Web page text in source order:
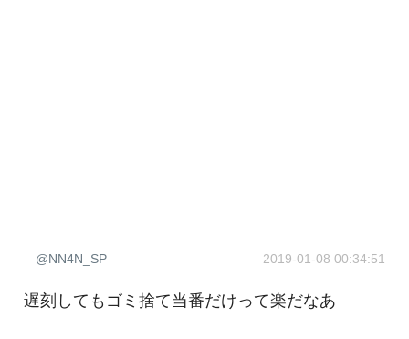
@NN4N_SP 2019-01-08 00:34:51
遅刻してもゴミ捨て当番だけって楽だなあ